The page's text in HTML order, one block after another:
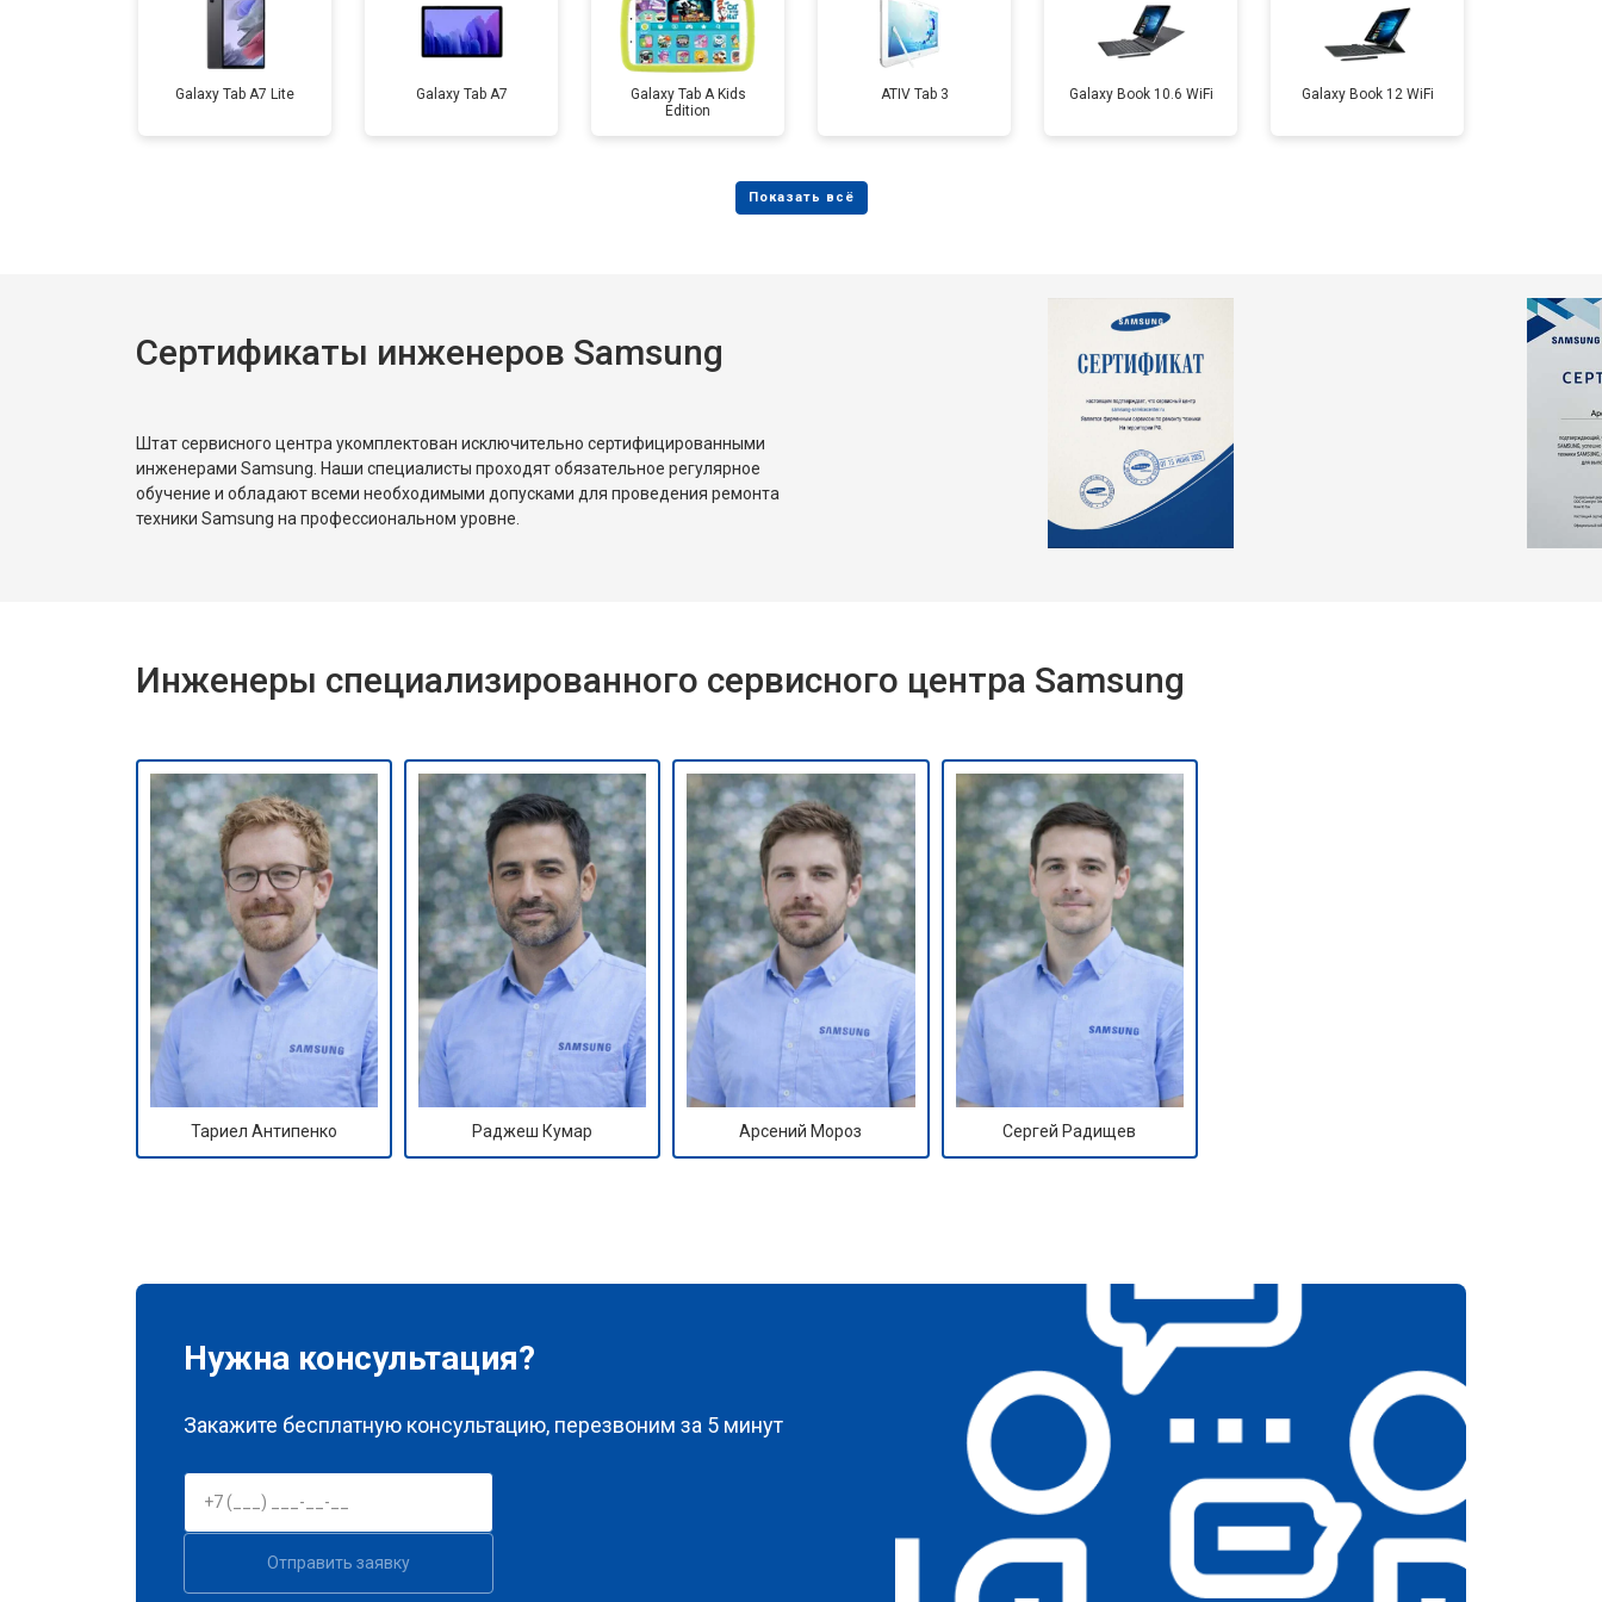
Galaxy Tab A7 Lite Galaxy Tab A7
Galaxy Tab A Kids
Edition
ATIV Tab 3 Galaxy Book 10.6 WiFi Galaxy Book 12 WiFi
Сертификаты инженеров Samsung
Штат сервисного центра укомплектован исключительно сертифицированными
инженерами Samsung. Наши специалисты проходят обязательное регулярное
обучение и обладают всеми необходимыми допусками для проведения ремонта
техники Samsung на профессиональном уровне.
Инженеры специализированного сервисного центра Samsung
Тариел Антипенко Раджеш Кумар Арсений Мороз Сергей Радищев
Нужна консультация?
Закажите бесплатную консультацию, перезвоним за 5 минут
Отправить заявку